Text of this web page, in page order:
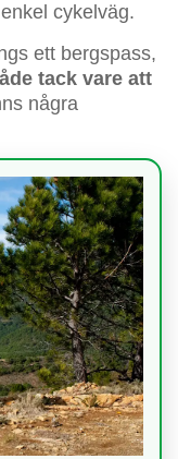
cykelväg.
ett bergspass,
tack vare att
några